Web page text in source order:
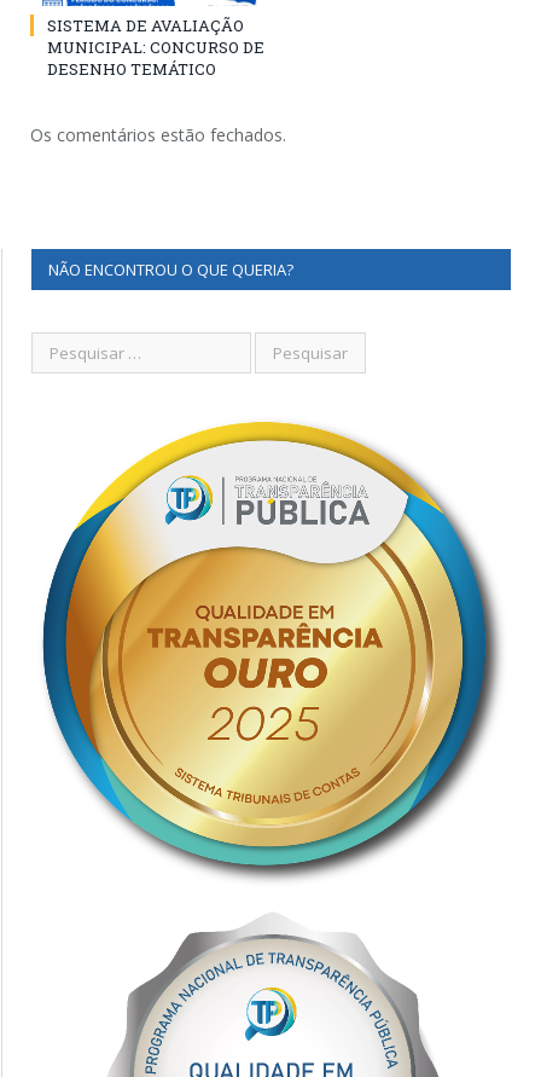
SISTEMA DE AVALIAÇÃO
MUNICIPAL: CONCURSO DE
DESENHO TEMÁTICO
Os comentários estão fechados.
NÃO ENCONTROU O QUE QUERIA?